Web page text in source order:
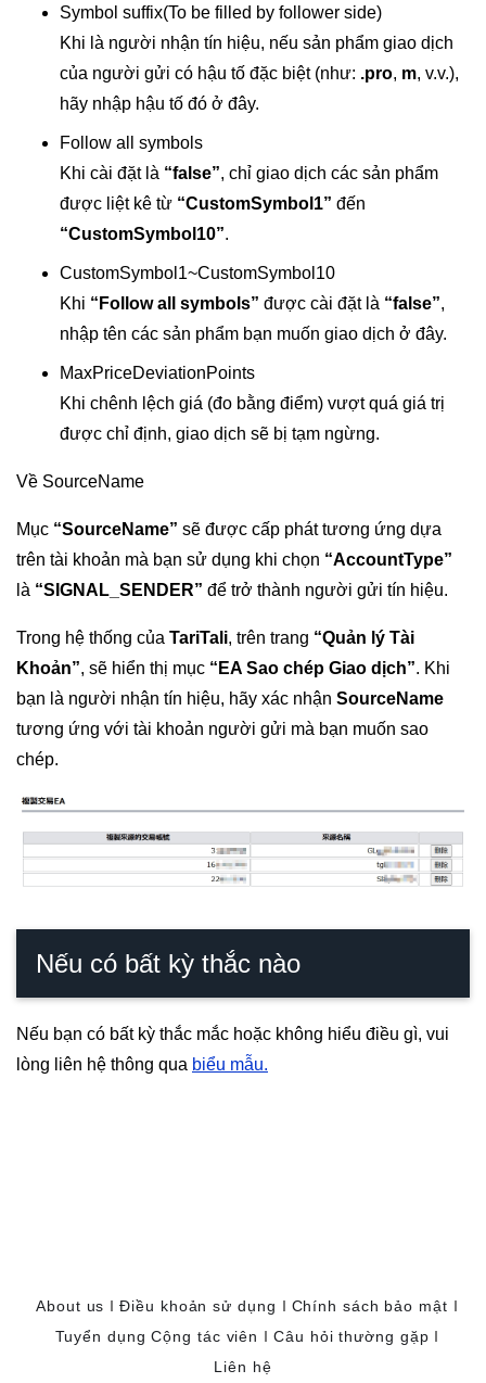
Symbol suffix(To be filled by follower side)
Khi là người nhận tín hiệu, nếu sản phẩm giao dịch
của người gửi có hậu tố đặc biệt (như: .pro, m, v.v.),
hãy nhập hậu tố đó ở đây.
Follow all symbols
Khi cài đặt là “false”, chỉ giao dịch các sản phẩm
được liệt kê từ “CustomSymbol1” đến
“CustomSymbol10”.
CustomSymbol1~CustomSymbol10
Khi “Follow all symbols” được cài đặt là “false”,
nhập tên các sản phẩm bạn muốn giao dịch ở đây.
MaxPriceDeviationPoints
Khi chênh lệch giá (đo bằng điểm) vượt quá giá trị
được chỉ định, giao dịch sẽ bị tạm ngừng.
Về SourceName
Mục “SourceName” sẽ được cấp phát tương ứng dựa
trên tài khoản mà bạn sử dụng khi chọn “AccountType”
là “SIGNAL_SENDER” để trở thành người gửi tín hiệu.
Trong hệ thống của TariTali, trên trang “Quản lý Tài
Khoản”, sẽ hiển thị mục “EA Sao chép Giao dịch”. Khi
bạn là người nhận tín hiệu, hãy xác nhận SourceName
tương ứng với tài khoản người gửi mà bạn muốn sao
chép.
Nếu có bất kỳ thắc nào
Nếu bạn có bất kỳ thắc mắc hoặc không hiểu điều gì, vui
lòng liên hệ thông qua biểu mẫu.
About us Điều khoản sử dụng
Chính sách bảo mật
Tuyển dụng Cộng tác viên
Câu hỏi thường gặp
Liên hệ